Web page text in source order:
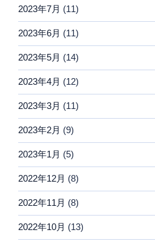
2023年7月 (11)
2023年6月 (11)
2023年5月 (14)
2023年4月 (12)
2023年3月 (11)
2023年2月 (9)
2023年1月 (5)
2022年12月 (8)
2022年11月 (8)
2022年10月 (13)